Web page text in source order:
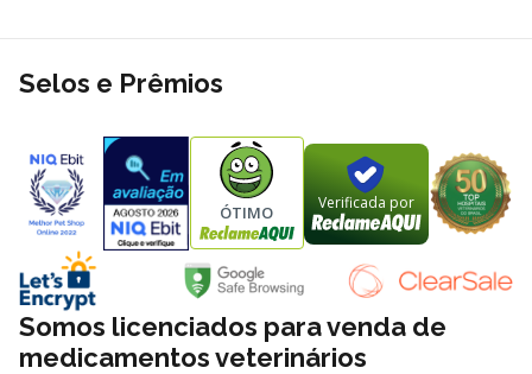
Selos e Prêmios
ÓTIMO Verificada por
Somos licenciados para venda de
medicamentos veterinários